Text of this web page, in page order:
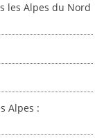
les Alpes du Nord
Alpes :